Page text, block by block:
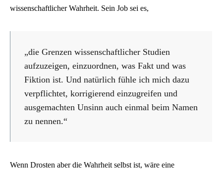
wissenschaftlicher Wahrheit. Sein Job sei es,
„die Grenzen wissenschaftlicher Studien
aufzuzeigen, einzuordnen, was Fakt und was
Fiktion ist. Und natürlich fühle ich mich dazu
verpflichtet, korrigierend einzugreifen und
ausgemachten Unsinn auch einmal beim Namen
zu nennen.“
Wenn Drosten aber die Wahrheit selbst ist, wäre eine